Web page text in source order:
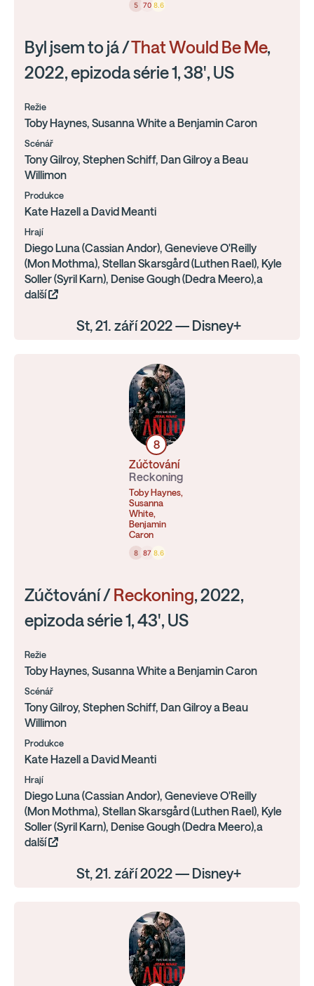
5 70 8.6
Byl jsem to já /That Would Be Me,
2022, epizoda série 1, 38', US
Režie
Toby Haynes, Susanna White a Benjamin Caron
Scénář
Tony Gilroy, Stephen Schiff, Dan Gilroy a Beau
Willimon
Produkce
Kate Hazell a David Meanti
Hrají
Diego Luna (Cassian Andor), Genevieve O'Reilly
(Mon Mothma), Stellan Skarsgård (Luthen Rael), Kyle
Soller (Syril Karn), Denise Gough (Dedra Meero),a
další
St, 21. září 2022 — Disney+
8
Zúčtování
Reckoning
Toby Haynes,
Susanna
White,
Benjamin
Caron
8 87 8.6
Zúčtování / Reckoning, 2022,
epizoda série 1, 43', US
Režie
Toby Haynes, Susanna White a Benjamin Caron
Scénář
Tony Gilroy, Stephen Schiff, Dan Gilroy a Beau
Willimon
Produkce
Kate Hazell a David Meanti
Hrají
Diego Luna (Cassian Andor), Genevieve O'Reilly
(Mon Mothma), Stellan Skarsgård (Luthen Rael), Kyle
Soller (Syril Karn), Denise Gough (Dedra Meero),a
další
St, 21. září 2022 — Disney+